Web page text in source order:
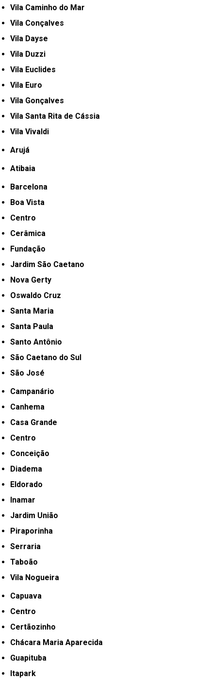
Vila Caminho do Mar
Vila Conçalves
Vila Dayse
Vila Duzzi
Vila Euclides
Vila Euro
Vila Gonçalves
Vila Santa Rita de Cássia
Vila Vivaldi
Arujá
Atibaia
Barcelona
Boa Vista
Centro
Cerâmica
Fundação
Jardim São Caetano
Nova Gerty
Oswaldo Cruz
Santa Maria
Santa Paula
Santo Antônio
São Caetano do Sul
São José
Campanário
Canhema
Casa Grande
Centro
Conceição
Diadema
Eldorado
Inamar
Jardim União
Piraporinha
Serraria
Taboão
Vila Nogueira
Capuava
Centro
Certãozinho
Chácara Maria Aparecida
Guapituba
Itapark